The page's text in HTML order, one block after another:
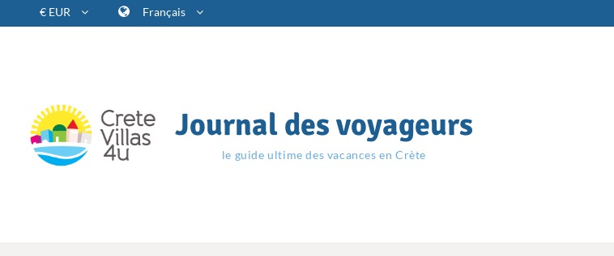
€ EUR Français
Journal des voyageurs
le guide ultime des vacances en Crète